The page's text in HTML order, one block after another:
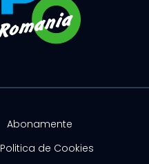
Abonamente
Politica de Cookies